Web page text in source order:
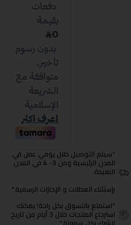
"سيتم التوصيل خلال يومي عمل في
المدن الرئيسية ومن 3- 4 في المدن
البعيدة.
بإستثناء العطلات و الإجازات الرسمية."
"استمتع بالتسوق بكل راحة! يمكنك
استرجاع المنتجات خلال 3 أيام من تاريخ